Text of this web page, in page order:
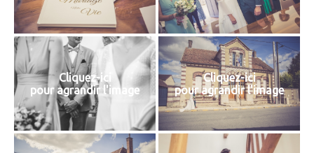
Cliquez-ici
pour agrandir l'image
Cliquez-ici
pour agrandir l'image